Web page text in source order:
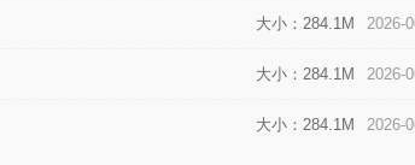
大小：284.1M 2026-
大小：284.1M 2026-
大小：284.1M 2026-